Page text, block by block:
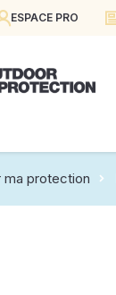
ESPACE PRO
ma protection